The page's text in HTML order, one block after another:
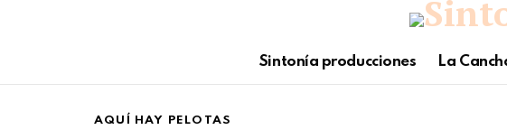
Sintonía producciones La
AQUÍ HAY PELOTAS